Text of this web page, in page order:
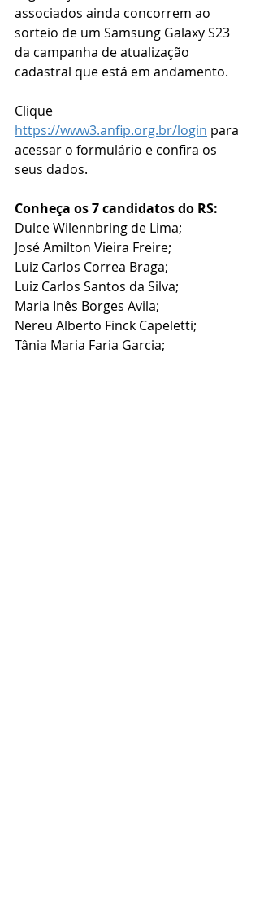
associados ainda concorrem ao
sorteio de um Samsung Galaxy S23
da campanha de atualização
cadastral que está em andamento.
Clique
https://www3.anfip.org.br/login para
acessar o formulário e confira os
seus dados.
Conheça os 7 candidatos do RS:
Dulce Wilennbring de Lima;
José Amilton Vieira Freire;
Luiz Carlos Correa Braga;
Luiz Carlos Santos da Silva;
Maria Inês Borges Avila;
Nereu Alberto Finck Capeletti;
Tânia Maria Faria Garcia;